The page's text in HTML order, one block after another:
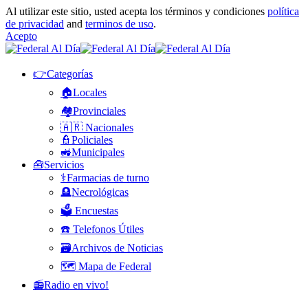
Al utilizar este sitio, usted acepta los términos y condiciones política
de privacidad and terminos de uso.
Acepto
👉Categorías
🏠Locales
🏘️Provinciales
🇦🇷 Nacionales
👮Policiales
🚜Municipales
🧰Servicios
⚕️Farmacias de turno
🪦Necrológicas
🗳️ Encuestas
☎️ Telefonos Útiles
🗃️Archivos de Noticias
🗺️ Mapa de Federal
📻Radio en vivo!